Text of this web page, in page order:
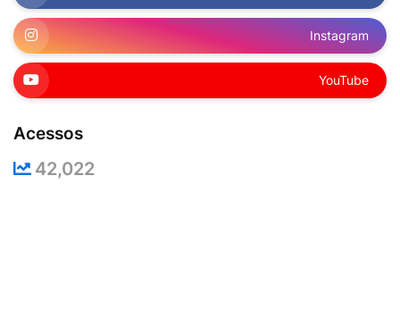
Instagram
YouTube
Acessos
42,022